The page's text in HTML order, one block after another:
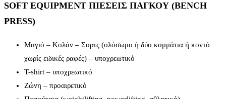
SOFT EQUIPMENT ΠΙΕΣΕΙΣ ΠΑΓΚΟΥ (BENCH
PRESS)
Μαγιό – Κολάν – Σορτς (ολόσωμο ή δύο κομμάτια ή κοντό
χωρίς ειδικές ραφές) – υποχρεωτικό
T-shirt – υποχρεωτικό
Ζώνη – προαιρετικό